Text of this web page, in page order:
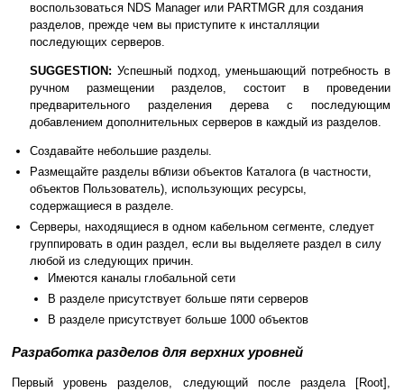
воспользоваться NDS Manager или PARTMGR для создания
разделов, прежде чем вы приступите к инсталляции
последующих серверов.
SUGGESTION: Успешный подход, уменьшающий потребность в
ручном размещении разделов, состоит в проведении
предварительного разделения дерева с последующим
добавлением дополнительных серверов в каждый из разделов.
Создавайте небольшие разделы.
Размещайте разделы вблизи объектов Каталога (в частности,
объектов Пользователь), использующих ресурсы,
содержащиеся в разделе.
Серверы, находящиеся в одном кабельном сегменте, следует
группировать в один раздел, если вы выделяете раздел в силу
любой из следующих причин.
Имеются каналы глобальной сети
В разделе присутствует больше пяти серверов
В разделе присутствует больше 1000 объектов
Разработка разделов для верхних уровней
Первый уровень разделов, следующий после раздела [Root],